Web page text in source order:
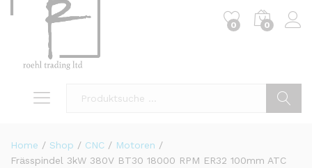
0 0
Home / Shop / CNC / Motoren /
Frässpindel 3kW 380V BT30 18000 RPM ER32 100mm ATC